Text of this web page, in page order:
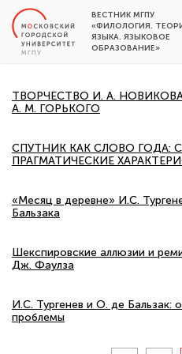
ВЕСТНИК МГПУ
«ФИЛОЛОГИЯ.
ЯЗЫКА. ЯЗЫКОВОЕ
ОБРАЗОВАНИЕ»
ТВОРЧЕСТВО И. А.
А. М. ГОРЬКОГО
СПУТНИК КАК СЛОВО ГОДА:
ПРАГМАТИЧЕСКИЕ
«Месяц в деревне» И.С.
Бальзака
Шекспировские аллюзии и
Дж. Фаулза
И.С. Тургенев и О. де Бальзак:
проблемы